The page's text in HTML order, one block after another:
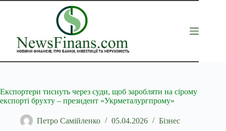
Перейти
Експортери тиснуть через суди, щоб заробляти на сірому
експорті брухту – президент «Укрметалургпрому»
Петро Самійленко 05.04.2026 Бізнес